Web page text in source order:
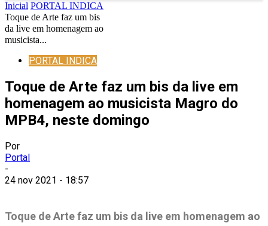
Inicial PORTAL INDICA
Toque de Arte faz um bis
da live em homenagem ao
musicista...
PORTAL INDICA
Toque de Arte faz um bis da live em
homenagem ao musicista Magro do
MPB4, neste domingo
Por
Portal
-
24 nov 2021 - 18:57
Toque de Arte faz um bis da live em homenagem ao